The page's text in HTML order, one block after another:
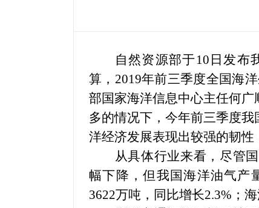
自然资源部于10 日发布
算， 2019年前三季度全国海
部国家海洋信息中心主任何
多的情况下，今年前三季度
洋经济发展表现出较强的韧性
从具体行业来看，尽管
幅下降，但我国海洋油气产
3622万吨，同比增长2.3% ；